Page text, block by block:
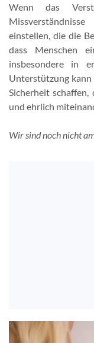
Wenn das
einstellen, die die
dass Menschen
insbesondere in
Unterstützung
Sicherheit
und ehrlich
Wir sind noch nicht